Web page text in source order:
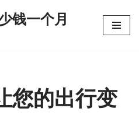
钱一个月
您的出行变